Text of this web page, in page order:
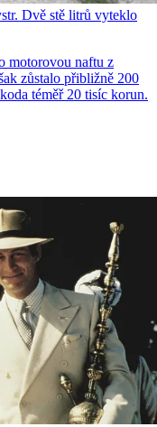
Dvě stě litrů vyteklo
motorovou naftu z
zůstalo přibližně 200
téměř 20 tisíc korun.